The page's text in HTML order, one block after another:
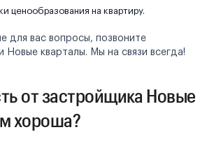
ценообразования на квартиру.
для вас вопросы, позвоните
Новые кварталы. Мы на связи всегда!
от застройщика Новые
хороша?